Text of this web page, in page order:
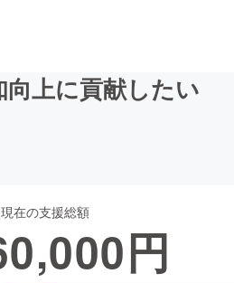
ス
ファッション
上に貢献したい
現在の支援総額
円